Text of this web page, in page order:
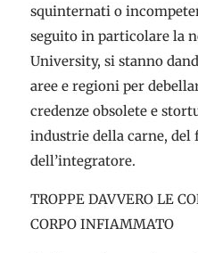
squinternati o
seguito in particolare la
University, si stanno
aree e regioni per
credenze obsolete e
industrie della carne, del
dell’integratore.
TROPPE DAVVERO LE
CORPO INFIAMMATO